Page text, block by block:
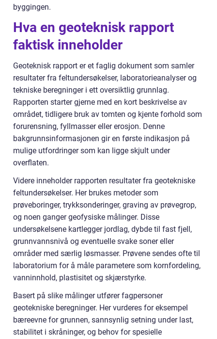
byggingen.
Hva en geoteknisk rapport
faktisk inneholder
Geoteknisk rapport er et faglig dokument som samler
resultater fra feltundersøkelser, laboratorieanalyser og
tekniske beregninger i ett oversiktlig grunnlag.
Rapporten starter gjerne med en kort beskrivelse av
området, tidligere bruk av tomten og kjente forhold som
forurensning, fyllmasser eller erosjon. Denne
bakgrunnsinformasjonen gir en første indikasjon på
mulige utfordringer som kan ligge skjult under
overflaten.
Videre inneholder rapporten resultater fra geotekniske
feltundersøkelser. Her brukes metoder som
prøveboringer, trykksonderinger, graving av prøvegrop,
og noen ganger geofysiske målinger. Disse
undersøkelsene kartlegger jordlag, dybde til fast fjell,
grunnvannsnivå og eventuelle svake soner eller
områder med særlig løsmasser. Prøvene sendes ofte til
laboratorium for å måle parametere som kornfordeling,
vanninnhold, plastisitet og skjærstyrke.
Basert på slike målinger utfører fagpersoner
geotekniske beregninger. Her vurderes for eksempel
bæreevne for grunnen, sannsynlig setning under last,
stabilitet i skråninger, og behov for spesielle